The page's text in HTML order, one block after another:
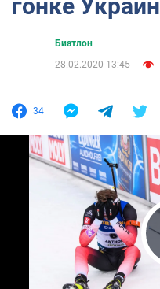
гонке
Биатлон
28.02.2020 13:45
34